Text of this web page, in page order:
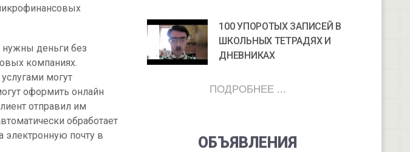
нужны деньги без
компаниях.
могут
оформить онлайн
отправил им
обработает
электронную почту в
100 УПОРОТЫХ ЗАПИСЕЙ В
ШКОЛЬНЫХ ТЕТРАДЯХ И
ДНЕВНИКАХ
ПОДРОБНЕЕ ...
ОБЪЯВЛЕНИЯ